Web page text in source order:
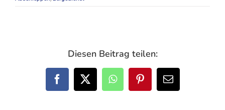
Diesen Beitrag teilen:
Facebook
X WhatsAppPinterest
E-
Mail